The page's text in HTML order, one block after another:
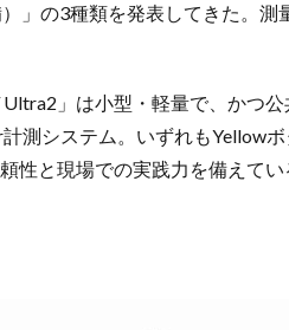
」の3種類を発表してきた。測
」は小型・軽量で、かつ
測システム。いずれもYellow
性と現場での実践力を備えてい